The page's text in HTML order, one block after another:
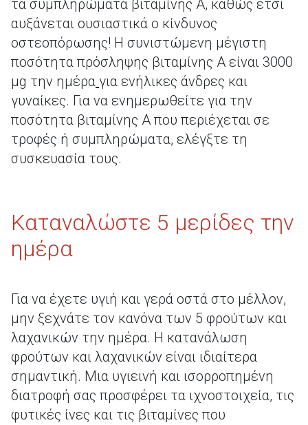
τα συμπληρώματα βιταμίνης Α, καθώς έτσι
αυξάνεται ουσιαστικά ο κίνδυνος
οστεοπόρωσης! Η συνιστώμενη μέγιστη
ποσότητα πρόσληψης βιταμίνης Α είναι 3000
μg την ημέρα για ενήλικες άνδρες και
γυναίκες. Για να ενημερωθείτε για την
ποσότητα βιταμίνης Α που περιέχεται σε
τροφές ή συμπληρώματα, ελέγξτε τη
συσκευασία τους.
Καταναλώστε 5 μερίδες την
ημέρα
Για να έχετε υγιή και γερά οστά στο μέλλον,
μην ξεχνάτε τον κανόνα των 5 φρούτων και
λαχανικών την ημέρα. Η κατανάλωση
φρούτων και λαχανικών είναι ιδιαίτερα
σημαντική. Μια υγιεινή και ισορροπημένη
διατροφή σας προσφέρει τα ιχνοστοιχεία, τις
φυτικές ίνες και τις βιταμίνες που